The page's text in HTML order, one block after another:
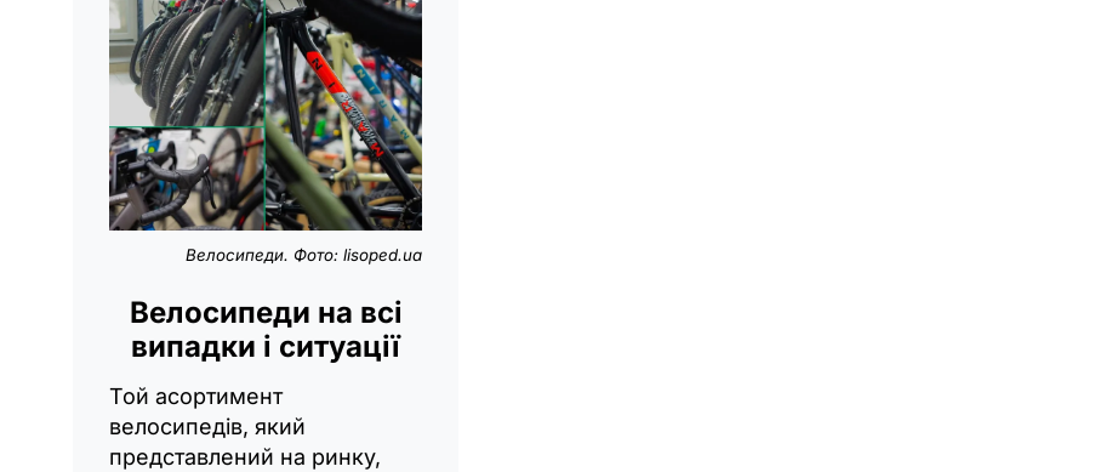
Велосипеди. Фото: lisoped.ua
Велосипеди на всі
випадки і ситуації
Той асортимент
велосипедів, який
представлений на ринку,